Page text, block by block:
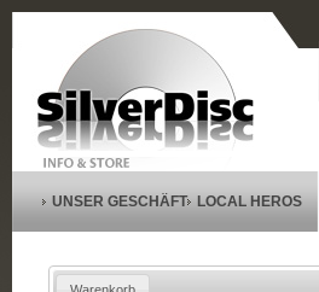
UNSER GESCHÄFT LOCAL HEROS
Warenkorb